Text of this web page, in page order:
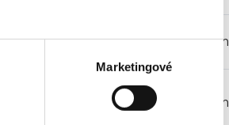
Marketingové
500 m
500 m